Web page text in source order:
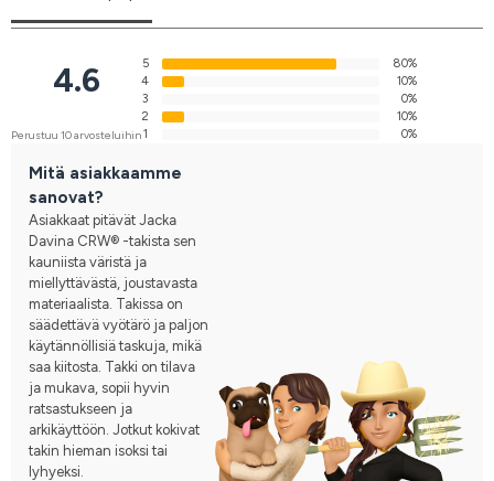
4.6
Perustuu 10 arvosteluihin
5
80%
4
10%
3
0%
2
10%
1
0%
Mitä asiakkaamme
sanovat?
Asiakkaat pitävät Jacka
Davina CRW® -takista sen
kauniista väristä ja
miellyttävästä, joustavasta
materiaalista. Takissa on
säädettävä vyötärö ja paljon
käytännöllisiä taskuja, mikä
saa kiitosta. Takki on tilava
ja mukava, sopii hyvin
ratsastukseen ja
arkikäyttöön. Jotkut kokivat
takin hieman isoksi tai
lyhyeksi.